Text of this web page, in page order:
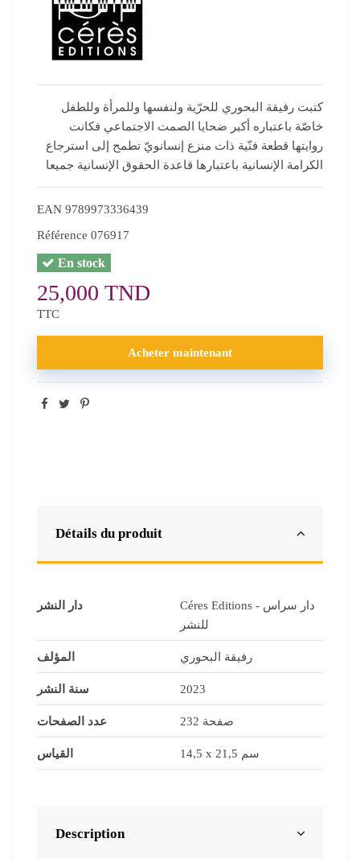
كتبت رفيقة البحوري للحرّية ولنفسها وللمرأة وللطفل
خاصّة باعتباره أكبر ضحايا الصمت الاجتماعي فكانت
روايتها قطعة فنّية ذات منزع إنسانويّ تطمح إلى استرجاع
الكرامة الإنسانية باعتبارها قاعدة الحقوق الإنسانية جميعا
EAN 9789973336439
Référence 076917
En stock
25,000 TND
TTC
Acheter maintenant
Détails du produit
دار النشر
Céres Editions - دار سراس
للنشر
المؤلف رفيقة البحوري
سنة النشر 2023
عدد الصفحات 232 صفحة
القياس 14,5 x 21,5 سم
Description